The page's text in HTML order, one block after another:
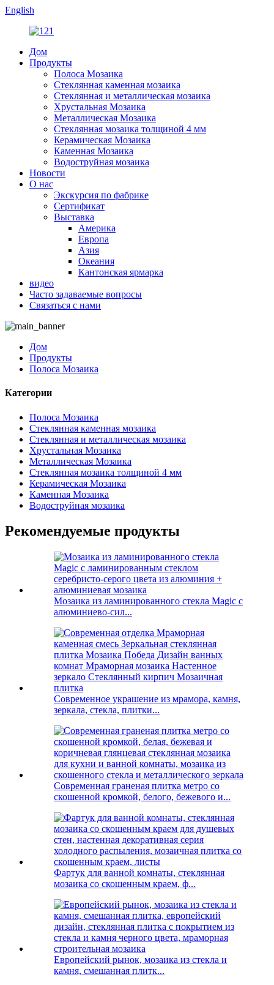
English
Дом
Продукты
Полоса Мозаика
Стеклянная каменная мозаика
Стеклянная и металлическая мозаика
Хрустальная Мозаика
Металлическая Мозаика
Стеклянная мозаика толщиной 4 мм
Керамическая Мозаика
Каменная Мозаика
Водоструйная мозаика
Новости
О нас
Экскурсия по фабрике
Сертификат
Выставка
Америка
Европа
Азия
Океания
Кантонская ярмарка
видео
Часто задаваемые вопросы
Связаться с нами
Дом
Продукты
Полоса Мозаика
Категории
Полоса Мозаика
Стеклянная каменная мозаика
Стеклянная и металлическая мозаика
Хрустальная Мозаика
Металлическая Мозаика
Стеклянная мозаика толщиной 4 мм
Керамическая Мозаика
Каменная Мозаика
Водоструйная мозаика
Рекомендуемые продукты
Мозаика из ламинированного стекла Magic с
алюминиево-сил...
Современное украшение из мрамора, камня,
зеркала, стекла, плитки...
Современная граненая плитка метро со
скошенной кромкой, белого, бежевого и...
Фартук для ванной комнаты, стеклянная
мозаика со скошенным краем, ф...
Европейский рынок, мозаика из стекла и
камня, смешанная плитк...